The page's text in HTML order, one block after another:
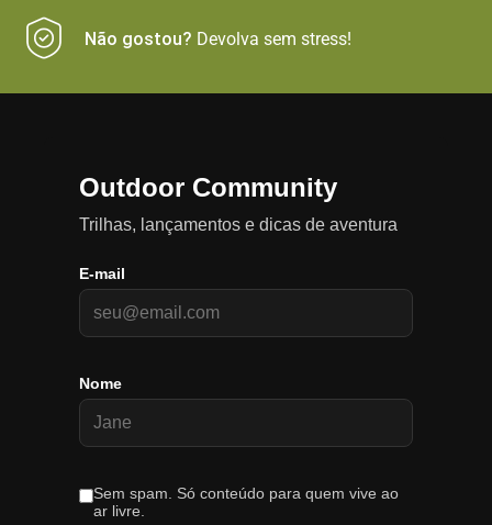
Não gostou? Devolva sem stress!